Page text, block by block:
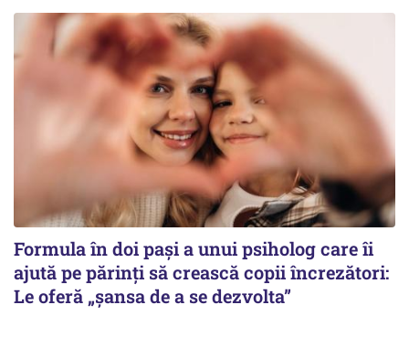
Formula în doi pași a unui psiholog care îi
ajută pe părinți să crească copii încrezători:
Le oferă „șansa de a se dezvolta”